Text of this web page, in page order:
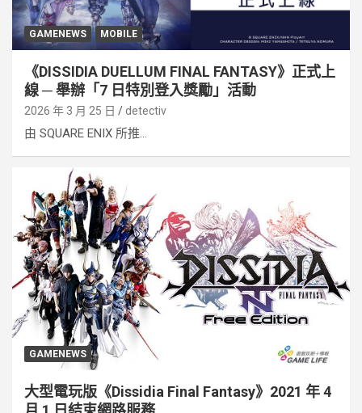
GAMENEWS MOBILE
《DISSIDIA DUELLUM FINAL FANTASY》正式上
線 ─ 舉辦「7 日特別登入獎勵」活動
2026 年 3 月 25 日 detectiv
由 SQUARE ENIX 所推...
GAMENEWS
大型電玩版《Dissidia Final Fantasy》2021 年 4